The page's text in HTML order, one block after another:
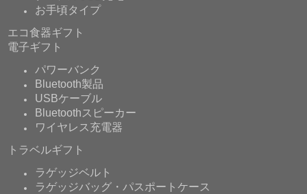
お手頃タイプ
エコ食器ギフト
電子ギフト
パワーバンク
Bluetooth製品
USBケーブル
Bluetoothスピーカー
ワイヤレス充電器
トラベルギフト
ラゲッジベルト
ラゲッジバッグ・パスポートケース